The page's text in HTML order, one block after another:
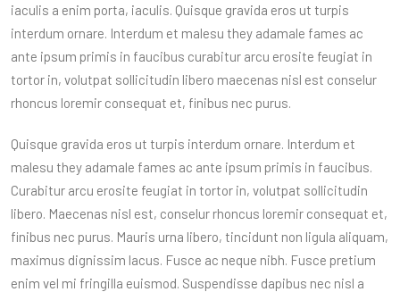
iaculis a enim porta, iaculis. Quisque gravida eros ut turpis
interdum ornare. Interdum et malesu they adamale fames ac
ante ipsum primis in faucibus curabitur arcu erosite feugiat in
tortor in, volutpat sollicitudin libero maecenas nisl est conselur
rhoncus loremir consequat et, finibus nec purus.
Quisque gravida eros ut turpis interdum ornare. Interdum et
malesu they adamale fames ac ante ipsum primis in faucibus.
Curabitur arcu erosite feugiat in tortor in, volutpat sollicitudin
libero. Maecenas nisl est, conselur rhoncus loremir consequat et,
finibus nec purus. Mauris urna libero, tincidunt non ligula aliquam,
maximus dignissim lacus. Fusce ac neque nibh. Fusce pretium
enim vel mi fringilla euismod. Suspendisse dapibus nec nisl a